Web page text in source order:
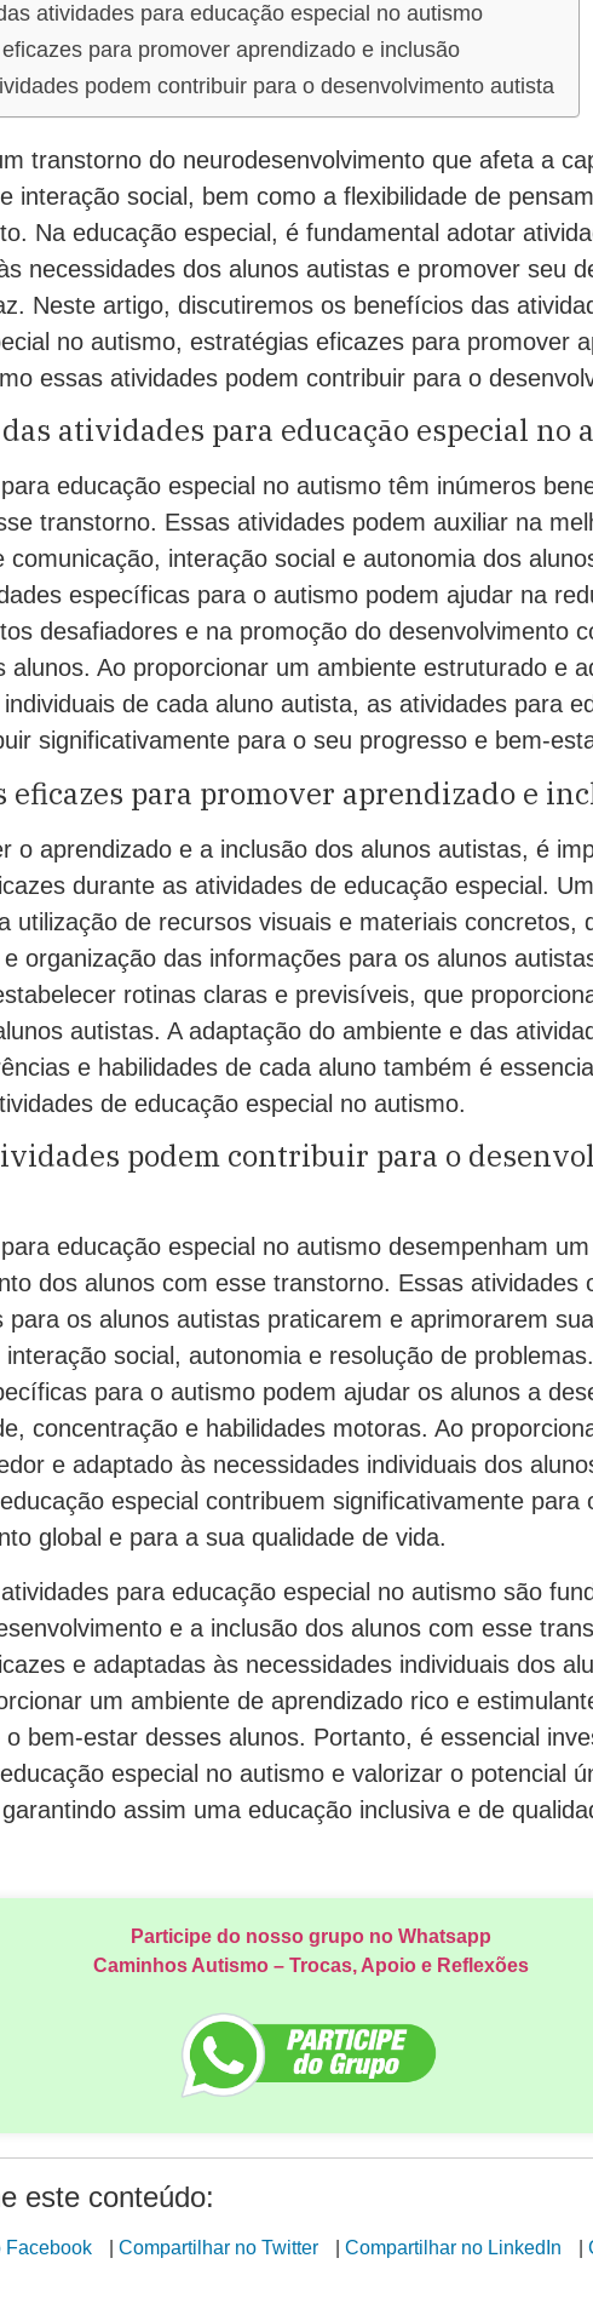
atividades para educação especial no autismo
para promover aprendizado e inclusão
podem contribuir para o desenvolvimento autista
transtorno do neurodesenvolvimento que afeta a
interação social, bem como a flexibilidade de
Na educação especial, é fundamental adotar
necessidades dos alunos autistas e promover seu
Neste artigo, discutiremos os benefícios das
no autismo, estratégias eficazes para promover
essas atividades podem contribuir para o
atividades para educação especial no
educação especial no autismo têm inúmeros
transtorno. Essas atividades podem auxiliar na
comunicação, interação social e autonomia dos
específicas para o autismo podem ajudar na
desafiadores e na promoção do desenvolvimento
alunos. Ao proporcionar um ambiente estruturado e
de cada aluno autista, as atividades para
significativamente para o seu progresso e bem-
eficazes para promover aprendizado e
o aprendizado e a inclusão dos alunos autistas, é
durante as atividades de educação especial.
utilização de recursos visuais e materiais concretos,
organização das informações para os alunos
rotinas claras e previsíveis, que
autistas. A adaptação do ambiente e das
e habilidades de cada aluno também é
de educação especial no autismo.
podem contribuir para o
educação especial no autismo desempenham
dos alunos com esse transtorno. Essas atividades
para os alunos autistas praticarem e aprimorarem
social, autonomia e resolução de
para o autismo podem ajudar os alunos a
concentração e habilidades motoras. Ao
e adaptado às necessidades individuais dos
especial contribuem significativamente para
global e para a sua qualidade de vida.
para educação especial no autismo são
e a inclusão dos alunos com esse
e adaptadas às necessidades individuais dos
um ambiente de aprendizado rico e
bem-estar desses alunos. Portanto, é essencial
especial no autismo e valorizar o potencial
assim uma educação inclusiva e de
Participe do nosso grupo no Whatsapp
Caminhos Autismo – Trocas, Apoio e Reflexões
este conteúdo:
Facebook Compartilhar no Twitter Compartilhar no LinkedIn